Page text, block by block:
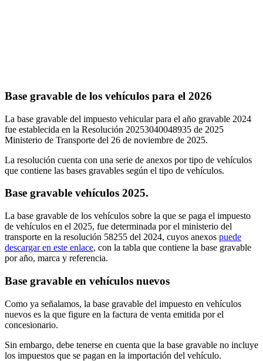
Base gravable de los vehículos para el 2026
La base gravable del impuesto vehicular para el año gravable 2024
fue establecida en la Resolución 20253040048935 de 2025
Ministerio de Transporte del 26 de noviembre de 2025.
La resolución cuenta con una serie de anexos por tipo de vehículos
que contiene las bases gravables según el tipo de vehículos.
Base gravable vehículos 2025.
La base gravable de los vehículos sobre la que se paga el impuesto
de vehículos en el 2025, fue determinada por el ministerio del
transporte en la resolución 58255 del 2024, cuyos anexos puede
descargar en este enlace, con la tabla que contiene la base gravable
por año, marca y referencia.
Base gravable en vehículos nuevos
Como ya señalamos, la base gravable del impuesto en vehículos
nuevos es la que figure en la factura de venta emitida por el
concesionario.
Sin embargo, debe tenerse en cuenta que la base gravable no incluye
los impuestos que se pagan en la importación del vehículo.